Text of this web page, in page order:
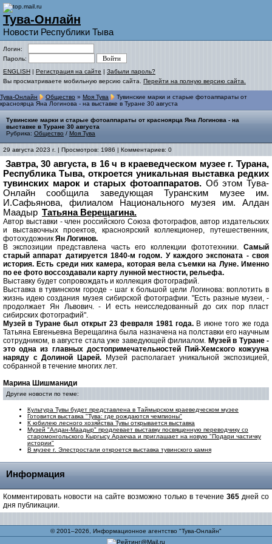
Тува-Онлайн
Новости Республики Тыва
Логин:
Пароль:
ENGLISH | Регистрация на сайте | Забыли пароль?
Вы просматриваете мобильную версию сайта. Перейти на полную версию сайта.
Тува-Онлайн Общество » Моя Тува
Тувинские марки и старые фотоаппараты от
красноярца Яна Логинова - на выставке в Туране 30 августа
Тувинские марки и старые фотоаппараты от красноярца Яна Логинова - на
выставке в Туране 30 августа
Рубрика: Общество / Моя Тува
29 августа 2023 г. | Просмотров: 1986 | Комментариев: 0
Завтра, 30 августа, в 16 ч в краеведческом музее г. Турана,
Республика Тыва, откроется уникальная выставка редких
тувинских марок и старых фотоаппаратов.Об этом Тува-
Онлайн сообщила заведующая Туранским музее им.
И.Сафьянова, филиалом Национального музея им. Алдан
Маадыр Татьяна Верещагина.
Автор выставки - член российского Союза фотографов, автор издательских
и выставочных проектов, красноярский коллекционер, путешественник,
фотохудожник Ян Логинов.
В экспозиции представлена часть его коллекции фототехники. Самый
старый аппарат датируется 1840-м годом. У каждого экспоната - своя
история. Есть среди них камера, которая вела съемки на Луне. Именно
по ее фото воссоздавали карту лунной местности, рельефа.
Выставку будет сопровождать и коллекция фотографий.
Выставка в тувинском городе - шаг к большой цели Логинова: воплотить в
жизнь идею создания музея сибирской фотографии. "Есть разные музеи, -
продолжает Ян Львович. - И есть неисследованный до сих пор пласт
сибирских фотографий".
Музей в Туране был открыт 23 февраля 1981 года. В июне того же года
Татьяна Евгеньевна Верещагина была назначена на полставки его научным
сотрудником, в августе стала уже заведующей филиалом. Музей в Туране -
это одна из главных достопримечательностей Пий-Хемского кожууна
наряду с Долиной Царей. Музей располагает уникальной экспозицией,
собранной в течение многих лет.
Марина Шишманиди
Другие новости по теме:
Культура Тувы будет представлена в Таймырском краеведческом музее
Готовится выставка "Тува: где рождаются чемпионы"
К юбилею лесного хозяйства Тувы открывается выставка
Музей "Алдан-Маадыр" продлевает выставку посвященную переводчику со
старомонгольского Кыргысу Аракчаа и приглашает на новую "Подари частичку
истории"
В музее г. Элестростали откроется выставка тувинского камня
Информация
Комментировать новости на сайте возможно только в течение 365 дней со
дня публикации.
© 2001–2026, Информационное агентство "Тува-Онлайн"